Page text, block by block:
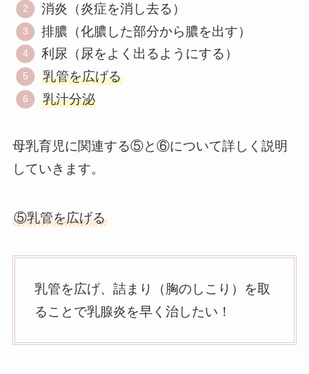
消炎（炎症を消し去る）
排膿（化膿した部分から膿を出す）
利尿（尿をよく出るようにする）
乳管を広げる
乳汁分泌
母乳育児に関連する⑤と⑥について詳しく説明
していきます。
⑤乳管を広げる
乳管を広げ、詰まり（胸のしこり）を取
ることで乳腺炎を早く治したい！